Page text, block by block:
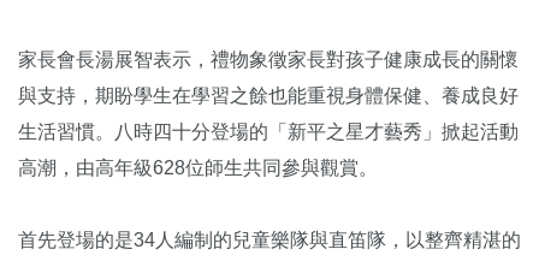
家長會長湯展智表示，禮物象徵家長對孩子健康成長的關懷
與支持，期盼學生在學習之餘也能重視身體保健、養成良好
生活習慣。八時四十分登場的「新平之星才藝秀」掀起活動
高潮，由高年級628位師生共同參與觀賞。
首先登場的是34人編制的兒童樂隊與直笛隊，以整齊精湛的